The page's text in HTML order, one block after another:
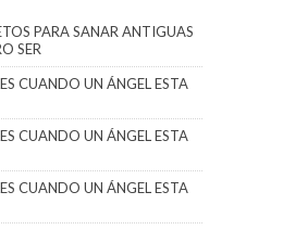
PARA SANAR ANTIGUAS
SER
CUANDO UN ÁNGEL ESTA
CUANDO UN ÁNGEL ESTA
CUANDO UN ÁNGEL ESTA